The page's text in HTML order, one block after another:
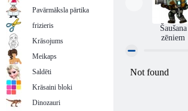
Šaušana
zēniem
Pavārmāksla pārtika
frizieris
Krāsojums
Meikaps
Saldēti
Krāsaini bloki
Dinozauri